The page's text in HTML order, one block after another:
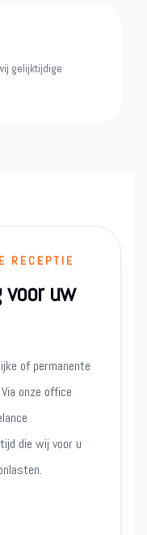
gelijktijdige
RECEPTIE
voor uw
of permanente
onze office
die wij voor u